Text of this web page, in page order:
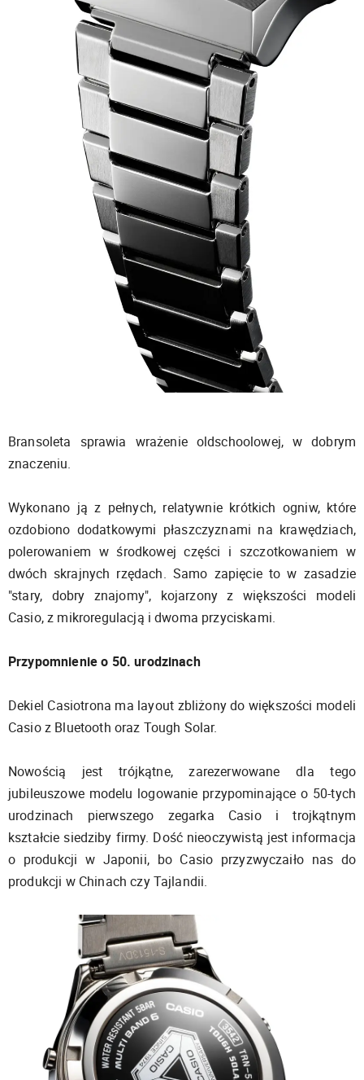
Bransoleta sprawia wrażenie oldschoolowej, w dobrym
znaczeniu.
Wykonano ją z pełnych, relatywnie krótkich ogniw, które
ozdobiono dodatkowymi płaszczyznami na krawędziach,
polerowaniem w środkowej części i szczotkowaniem w
dwóch skrajnych rzędach. Samo zapięcie to w zasadzie
"stary, dobry znajomy", kojarzony z większości modeli
Casio, z mikroregulacją i dwoma przyciskami.
Przypomnienie o 50. urodzinach
Dekiel Casiotrona ma layout zbliżony do większości modeli
Casio z Bluetooth oraz Tough Solar.
Nowością jest trójkątne, zarezerwowane dla tego
jubileuszowe modelu logowanie przypominające o 50-tych
urodzinach pierwszego zegarka Casio i trojkątnym
kształcie siedziby firmy. Dość nieoczywistą jest informacja
o produkcji w Japonii, bo Casio przyzwyczaiło nas do
produkcji w Chinach czy Tajlandii.